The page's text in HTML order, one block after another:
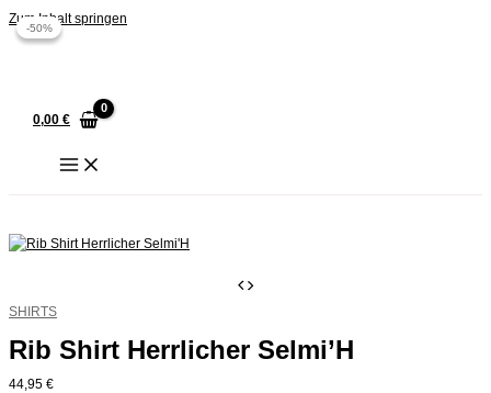
Zum Inhalt springen
0,00 €
SHIRTS
Rib Shirt Herrlicher Selmi’H
44,95 €
-50%
-50%